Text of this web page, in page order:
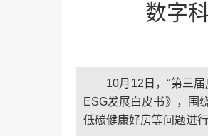
数字
10月12日，“第三
ESG发展白皮书》，围
低碳健康好房等问题进